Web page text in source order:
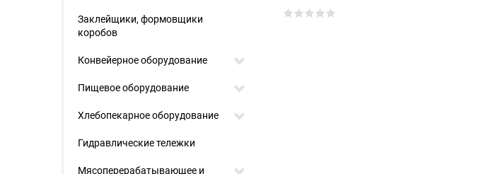
Заклейщики, формовщики
коробов
Конвейерное оборудование
Пищевое оборудование
Хлебопекарное оборудование
Гидравлические тележки
Мясоперерабатывающее и